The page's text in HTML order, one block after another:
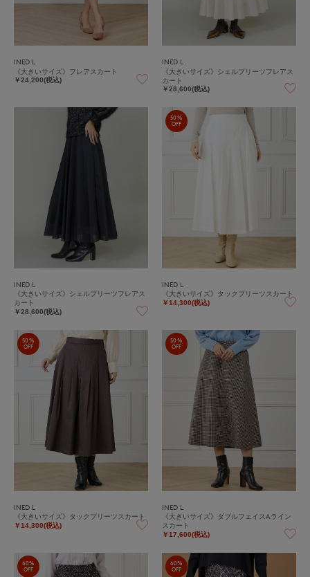
INED L
《大きいサイズ》フレアスカート
￥24,200(税込)
INED L
《大きいサイズ》シェルプリーツフレアス
カート
￥28,600(税込)
INED L
《大きいサイズ》シェルプリーツフレアス
カート
￥28,600(税込)
50%
OFF
INED L
《大きいサイズ》タックプリーツスカート
￥14,300(税込)
50%
OFF
INED L
《大きいサイズ》タックプリーツスカート
￥14,300(税込)
50%
OFF
INED L
《大きいサイズ》ダブルフェイスAライン
スカート
￥17,600(税込)
60%
OFF
60%
OFF